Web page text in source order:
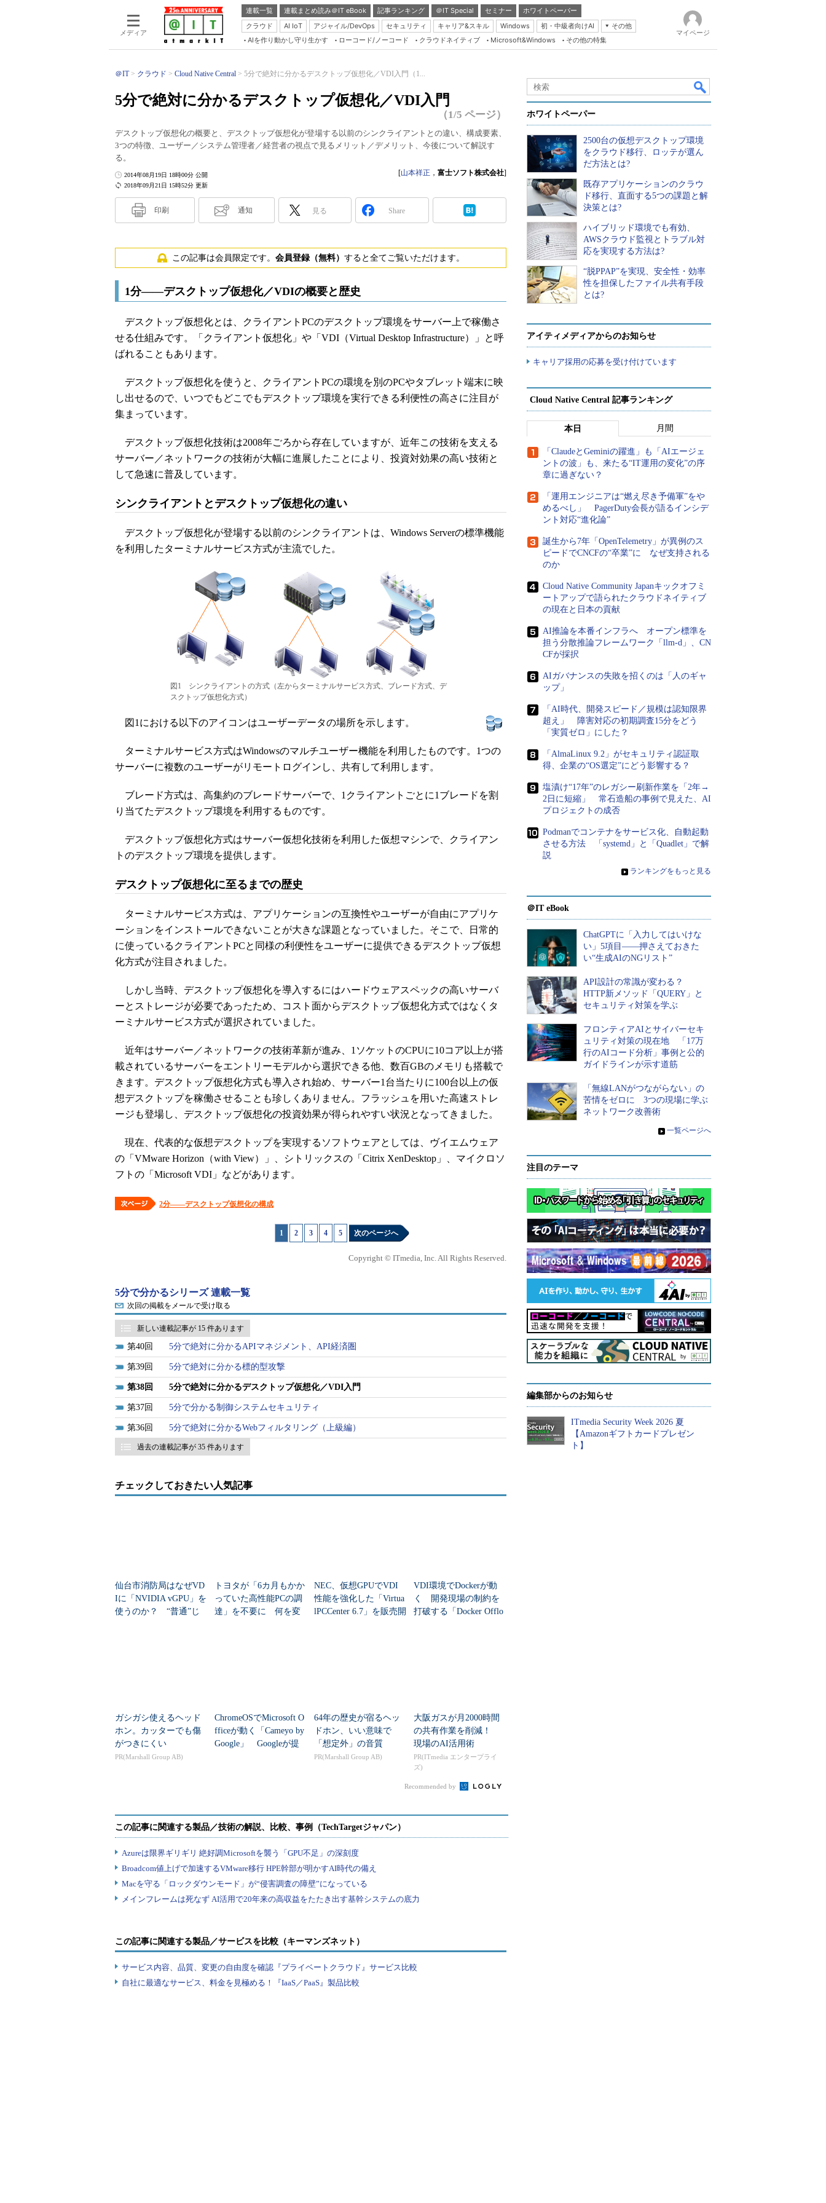
メディア
連載一覧 連載まとめ読み＠IT eBook 記事ランキング ＠IT Special セミナー
ホワイトペーパー
クラウド
AI IoT アジャイル/DevOps セキュリティ キャリア&スキル Windows 初・中級者向けAI
その他
Server & Storage
Database Expert
Master of IP Network
Security & Trust
Test & Tools
ブログ
AIを作り動かし守り生かす ローコード/ノーコード クラウドネイティブ Microsoft&Windows その他の特集
マイページ
＠IT クラウド Cloud Native Central 5分で絶対に分かるデスクトップ仮想化／VDI入門（1...
5分で絶対に分かるデスクトップ仮想化／VDI入門
（1/5 ページ）
デスクトップ仮想化の概要と、デスクトップ仮想化が登場する以前のシンクライアントとの違い、構成要素、
3つの特徴、ユーザー／システム管理者／経営者の視点で見るメリット／デメリット、今後について解説す
る。
2018年09月21日 15時52分 更新
2014年08月19日 18時00分 公開 [山本祥正 ， 富士ソフト株式会社]
印刷 通知 見る Share
この記事は会員限定です。 会員登録（無料） すると全てご覧いただけます。
1分――デスクトップ仮想化／VDIの概要と歴史
デスクトップ仮想化とは、クライアントPCのデスクトップ環境をサーバー上で稼働さ
せる仕組みです。「クライアント仮想化」や「VDI（Virtual Desktop Infrastructure）」と呼
ばれることもあります。
デスクトップ仮想化を使うと、クライアントPCの環境を別のPCやタブレット端末に映
し出せるので、いつでもどこでもデスクトップ環境を実行できる利便性の高さに注目が
集まっています。
デスクトップ仮想化技術は2008年ごろから存在していますが、近年この技術を支える
サーバー／ネットワークの技術が大幅に進展したことにより、投資対効果の高い技術と
して急速に普及しています。
シンクライアントとデスクトップ仮想化の違い
デスクトップ仮想化が登場する以前のシンクライアントは、Windows Serverの標準機能
を利用したターミナルサービス方式が主流でした。
図1 シンクライアントの方式（左からターミナルサービス方式、ブレード方式、デ
スクトップ仮想化方式）
図1における以下のアイコンはユーザーデータの場所を示します。
ターミナルサービス方式はWindowsのマルチユーザー機能を利用したものです。1つの
サーバーに複数のユーザーがリモートログインし、共有して利用します。
ブレード方式は、高集約のブレードサーバーで、1クライアントごとに1ブレードを割
り当てたデスクトップ環境を利用するものです。
デスクトップ仮想化方式はサーバー仮想化技術を利用した仮想マシンで、クライアン
トのデスクトップ環境を提供します。
デスクトップ仮想化に至るまでの歴史
ターミナルサービス方式は、アプリケーションの互換性やユーザーが自由にアプリケ
ーションをインストールできないことが大きな課題となっていました。そこで、日常的
に使っているクライアントPCと同様の利便性をユーザーに提供できるデスクトップ仮想
化方式が注目されました。
しかし当時、デスクトップ仮想化を導入するにはハードウェアスペックの高いサーバ
ーとストレージが必要であったため、コスト面からデスクトップ仮想化方式ではなくタ
ーミナルサービス方式が選択されていました。
近年はサーバー／ネットワークの技術革新が進み、1ソケットのCPUに10コア以上が搭
載されているサーバーをエントリーモデルから選択できる他、数百GBのメモリも搭載で
きます。デスクトップ仮想化方式も導入され始め、サーバー1台当たりに100台以上の仮
想デスクトップを稼働させることも珍しくありません。フラッシュを用いた高速ストレ
ージも登場し、デスクトップ仮想化の投資効果が得られやすい状況となってきました。
現在、代表的な仮想デスクトップを実現するソフトウェアとしては、ヴイエムウェア
の「VMware Horizon（with View）」、シトリックスの「Citrix XenDesktop」、マイクロソ
フトの「Microsoft VDI」などがあります。
2分――デスクトップ仮想化の構成
1 2 3 4 5 次のページへ
Copyright © ITmedia, Inc. All Rights Reserved.
5分で分かるシリーズ 連載一覧
次回の掲載をメールで受け取る
新しい連載記事が 15 件あります
40 5分で絶対に分かるAPIマネジメント、API経済圏
39 5分で絶対に分かる標的型攻撃
38 5分で絶対に分かるデスクトップ仮想化／VDI入門
37 5分で分かる制御システムセキュリティ
36 5分で絶対に分かるWebフィルタリング（上級編）
過去の連載記事が 35 件あります
チェックしておきたい人気記事
仙台市消防局はなぜVD
Iに「NVIDIA vGPU」を
使うのか？ “普通”じ
トヨタが「6カ月もかか
っていた高性能PCの調
達」を不要に 何を変
NEC、仮想GPUでVDI
性能を強化した「Virtua
lPCCenter 6.7」を販売開
VDI環境でDockerが動
く 開発現場の制約を
打破する「Docker Offlo
ガシガシ使えるヘッド
ホン。カッターでも傷
がつきにくい
PR(Marshall Group AB)
ChromeOSでMicrosoft O
fficeが動く「Cameyo by
Google」 Googleが提
64年の歴史が宿るヘッ
ドホン、いい意味で
「想定外」の音質
PR(Marshall Group AB)
大阪ガスが月2000時間
の共有作業を削減！
現場のAI活用術
PR(ITmedia エンタープライ
ズ)
Recommended by
この記事に関連する製品／サービスを比較（キーマンズネット）
サービス内容、品質、変更の自由度を確認『プライベートクラウド』サービス比較
自社に最適なサービス、料金を見極める！『IaaS／PaaS』製品比較
ホワイトペーパー
2500台の仮想デスクトップ環境
をクラウド移行、ロッテが選ん
だ方法とは?
既存アプリケーションのクラウ
ド移行、直面する5つの課題と解
決策とは?
ハイブリッド環境でも有効、
AWSクラウド監視とトラブル対
応を実現する方法は?
“脱PPAP”を実現、安全性・効率
性を担保したファイル共有手段
とは?
アイティメディアからのお知らせ
キャリア採用の応募を受け付けています
Cloud Native Central 記事ランキング
本日 月間
「ClaudeとGeminiの躍進」も「AIエージェ
ントの波」も、来たる“IT運用の変化”の序
章に過ぎない？
「運用エンジニアは“燃え尽き予備軍”をや
めるべし」 PagerDuty会長が語るインシデ
ント対応“進化論”
誕生から7年「OpenTelemetry」が異例のス
ピードでCNCFの“卒業”に なぜ支持される
のか
Cloud Native Community Japanキックオフミ
ートアップで語られたクラウドネイティブ
の現在と日本の貢献
AI推論を本番インフラへ オープン標準を
担う分散推論フレームワーク「llm-d」、CN
CFが採択
AIガバナンスの失敗を招くのは「人のギャ
ップ」
「AI時代、開発スピード／規模は認知限界
超え」 障害対応の初期調査15分をどう
「実質ゼロ」にした？
「AlmaLinux 9.2」がセキュリティ認証取
得、企業の“OS選定”にどう影響する？
塩漬け“17年”のレガシー刷新作業を「2年→
2日に短縮」 常石造船の事例で見えた、AI
プロジェクトの成否
Podmanでコンテナをサービス化、自動起動
させる方法 「systemd」と「Quadlet」で解
説
» ランキングをもっと見る
＠IT eBook
ChatGPTに「入力してはいけな
い」5項目――押さえておきた
い“生成AIのNGリスト”
API設計の常識が変わる？
HTTP新メソッド「QUERY」と
セキュリティ対策を学ぶ
フロンティアAIとサイバーセキ
ュリティ対策の現在地 「17万
行のAIコード分析」事例と公的
ガイドラインが示す道筋
「無線LANがつながらない」の
苦情をゼロに 3つの現場に学ぶ
ネットワーク改善術
» 一覧ページへ
注目のテーマ
編集部からのお知らせ
ITmedia Security Week 2026 夏
【Amazonギフトカードプレゼン
ト】